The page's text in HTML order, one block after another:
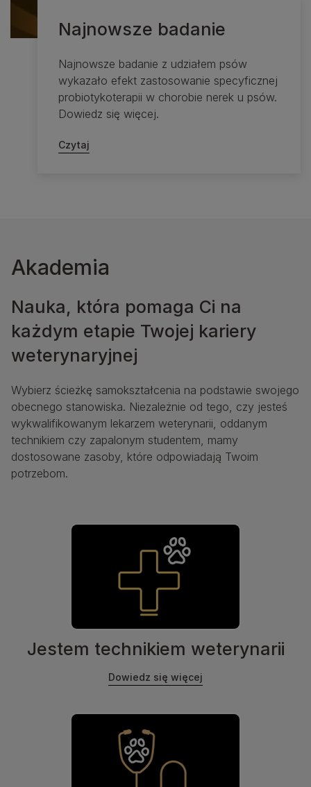
Najnowsze badanie
Najnowsze badanie z udziałem psów
wykazało efekt zastosowanie specyficznej
probiotykoterapii w chorobie nerek u psów.
Dowiedz się więcej.
Czytaj
Akademia
Nauka, która pomaga Ci na
każdym etapie Twojej kariery
weterynaryjnej
Wybierz ścieżkę samokształcenia na podstawie swojego
obecnego stanowiska. Niezależnie od tego, czy jesteś
wykwalifikowanym lekarzem weterynarii, oddanym
technikiem czy zapalonym studentem, mamy
dostosowane zasoby, które odpowiadają Twoim
potrzebom.
Jestem technikiem weterynarii
Dowiedz się więcej